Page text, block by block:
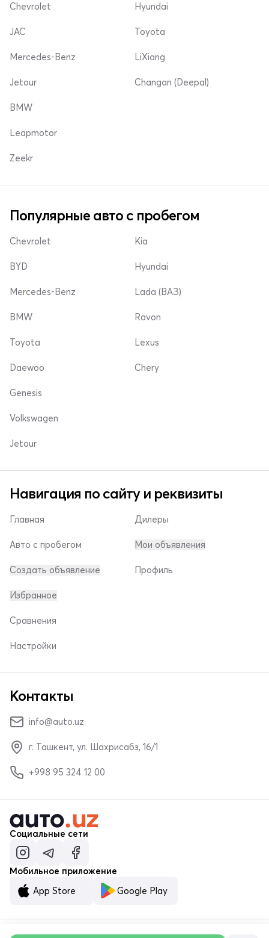
Chevrolet Hyundai
JAC
Mercedes-Benz
Jetour
Toyota
LiXiang
Changan (Deepal)
BMW
Leapmotor
Zeekr
Популярные авто с пробегом
Chevrolet
BYD
Mercedes-Benz
Kia
Hyundai
Lada (ВАЗ)
BMW
Toyota
Daewoo
Ravon
Lexus
Chery
Genesis
Volkswagen
Jetour
Навигация по сайту и реквизиты
Главная
Авто с пробегом
Создать объявление
Дилеры
Мои объявления
Профиль
Избранное
Сравнения
Настройки
Контакты
info@auto.uz
г. Ташкент, ул. Шахрисабз, 16/1
+998 95 324 12 00
Социальные сети
Мобильное приложение
App Store
Google Play